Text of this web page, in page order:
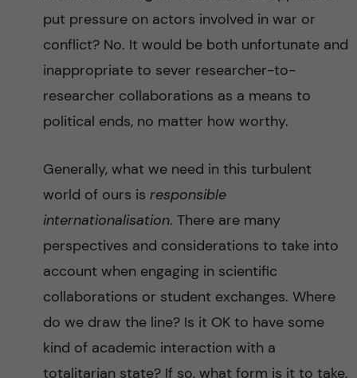
put pressure on actors involved in war or
conflict? No. It would be both unfortunate and
inappropriate to sever researcher-to-
researcher collaborations as a means to
political ends, no matter how worthy.
Generally, what we need in this turbulent
world of ours is responsible
internationalisation. There are many
perspectives and considerations to take into
account when engaging in scientific
collaborations or student exchanges. Where
do we draw the line? Is it OK to have some
kind of academic interaction with a
totalitarian state? If so, what form is it to take,